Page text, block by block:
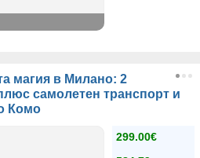
магия в Милано: 2
самолетен транспорт и
Комо
299.00€